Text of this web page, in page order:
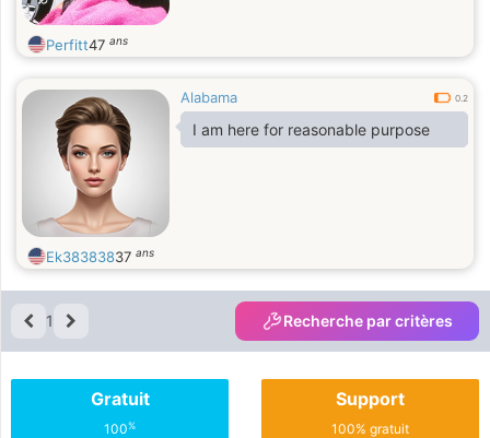
Perfitt47 ans
Alabama 0.2
I am here for reasonable purpose
Ek38383837 ans
1 Recherche par critères
Gratuit
100%
Support
100% gratuit